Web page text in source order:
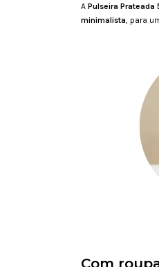
A Pulseira Prateada
minimalista , para
Com